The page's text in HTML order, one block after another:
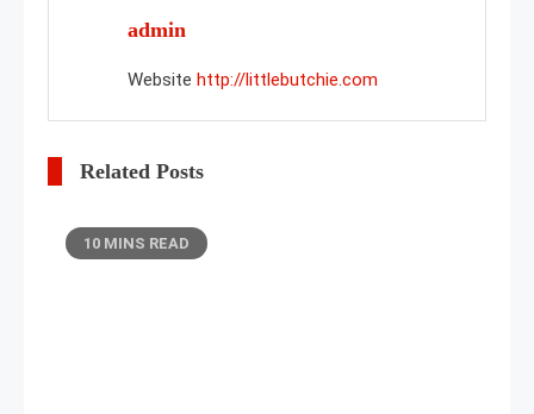
admin
Website http://littlebutchie.com
Related Posts
10 MINS READ